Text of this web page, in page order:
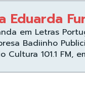
Eduarda
em Letras
Badiinho
Cultura 101.1 FM,